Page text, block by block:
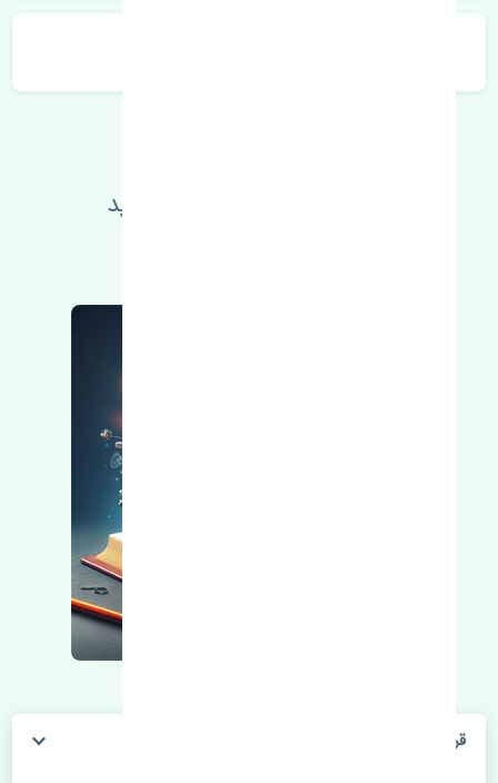
اطلاعات فنی خود را بالا ببرید
قرقری فرمان راست ام وی ام X33 S اصلی